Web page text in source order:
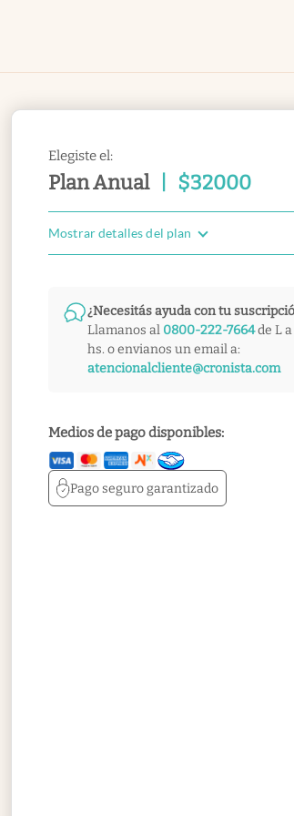
Elegiste el:
Plan Anual $32000
Mostrar detalles del plan
¿Necesitás ayuda con tu
Llamanos al 0800-222-7664de L
hs. o envianos un email a:
atencionalcliente@cronista.com
Medios de pago disponibles:
Pago segurogarantizado